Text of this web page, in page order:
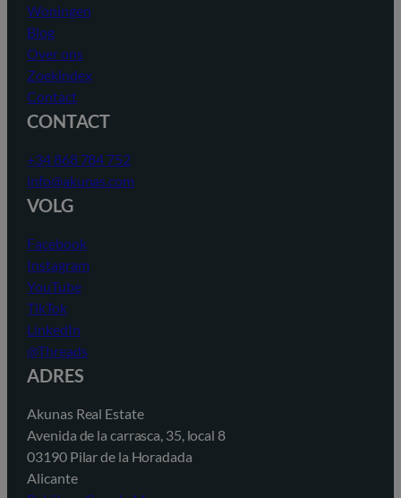
Woningen
Blog
Over ons
Zoekindex
Contact
CONTACT
+34 868 784 752
info@akunas.com
VOLG
Facebook
Instagram
YouTube
TikTok
LinkedIn
@Threads
ADRES
Akunas Real Estate
Avenida de la carrasca, 35, local 8
03190 Pilar de la Horadada
Alicante